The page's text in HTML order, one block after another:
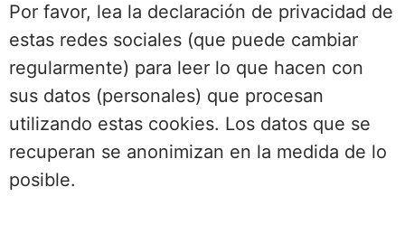
Por favor, lea la declaración de privacidad de
estas redes sociales (que puede cambiar
regularmente) para leer lo que hacen con
sus datos (personales) que procesan
utilizando estas cookies. Los datos que se
recuperan se anonimizan en la medida de lo
posible.